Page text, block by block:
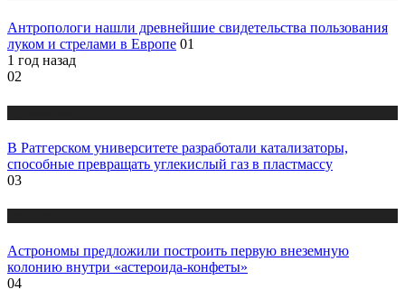
Антропологи нашли древнейшие свидетельства пользования
луком и стрелами в Европе 01
1 год назад
02
В Ратгерском университете разработали катализаторы,
способные превращать углекислый газ в пластмассу
03
Астрономы предложили построить первую внеземную
колонию внутри «астероида-конфеты»
04